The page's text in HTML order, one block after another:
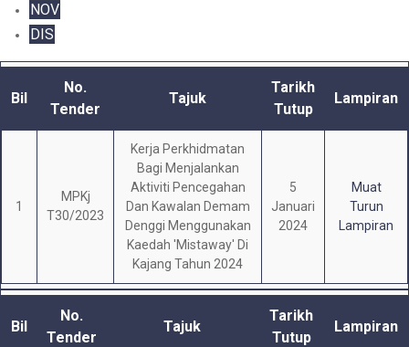
NOV
DIS
Bil
No.
Tender
Tajuk
Tarikh
Tutup
Lampiran
1
MPKj
T30/2023
Kerja Perkhidmatan
Bagi Menjalankan
Aktiviti Pencegahan
Dan Kawalan Demam
Denggi Menggunakan
Kaedah 'Mistaway' Di
Kajang Tahun 2024
5
Januari
2024
Muat
Turun
Lampiran
Bil
No.
Tender
Tajuk
Tarikh
Tutup
Lampiran